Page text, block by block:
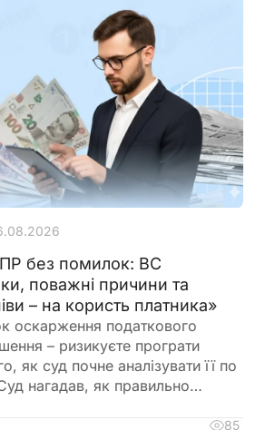
без помилок: ВС
поважні причини та
– на користь платника»
оскарження податкового
– ризикуєте програти
як суд почне аналізувати її по
нагадав, як правильно
чому принцип in dubio pro
85